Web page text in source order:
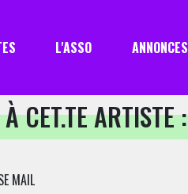
L'ASSO ANNONCES
CET.TE ARTISTE :
MAIL